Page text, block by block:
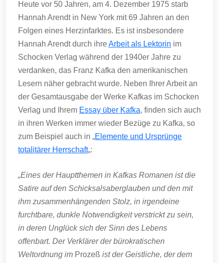
Heute vor 50 Jahren, am 4. Dezember 1975 starb
Hannah Arendt in New York mit 69 Jahren an den
Folgen eines Herzinfarktes. Es ist insbesondere
Hannah Arendt durch ihreArbeit als Lektorin im
Schocken Verlag während der 1940er Jahre zu
verdanken, das Franz Kafka den amerikanischen
Lesern näher gebracht wurde. Neben Ihrer Arbeit an
der Gesamtausgabe der Werke Kafkas im Schocken
Verlag und Ihrem Essay über Kafka, finden sich auch
in ihren Werken immer wieder Bezüge zu Kafka, so
zum Beispiel auch in „Elemente und Ursprünge
totalitärer Herrschaft„:
„Eines der Hauptthemen in Kafkas Romanen ist die
Satire auf den Schicksalsaberglauben und den mit
ihm zusammenhängenden Stolz, in irgendeine
furchtbare, dunkle Notwendigkeit verstrickt zu sein,
in deren Unglück sich der Sinn des Lebens
offenbart. Der Verklärer der bürokratischen
Weltordnung im Prozeß ist der Geistliche, der dem